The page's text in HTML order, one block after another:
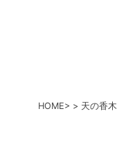
HOME 天の香木